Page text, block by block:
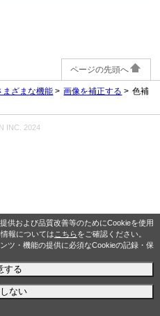
供および品質改善等のためにCookieを使用
報については こちらをご確認ください。
ツ・機能の提供に必須なCookieの記録・保
する
ない
ページの先頭へ
まざまな機能 画像を補正する
色補
INC. 2024